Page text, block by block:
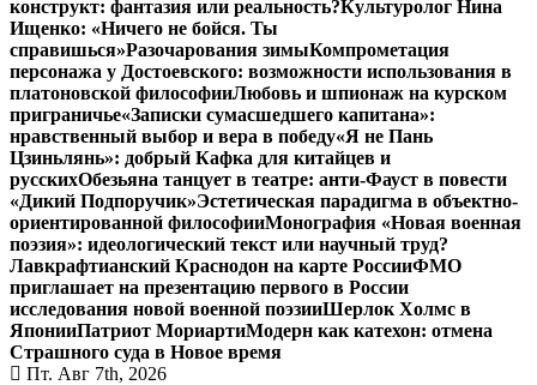
конструкт: фантазия или реальность?Культуролог Нина
Ищенко: «Ничего не бойся. Ты
справишься»Разочарования зимыКомпрометация
персонажа у Достоевского: возможности использования в
платоновской философииЛюбовь и шпионаж на курском
приграничье«Записки сумасшедшего капитана»:
нравственный выбор и вера в победу«Я не Пань
Цзиньлянь»: добрый Кафка для китайцев и
русскихОбезьяна танцует в театре: анти-Фауст в повести
«Дикий Подпоручик»Эстетическая парадигма в объектно-
ориентированной философииМонография «Новая военная
поэзия»: идеологический текст или научный труд?
Лавкрафтианский Краснодон на карте РоссииФМО
приглашает на презентацию первого в России
исследования новой военной поэзииШерлок Холмс в
ЯпонииПатриот МориартиМодерн как катехон: отмена
Страшного суда в Новое время
Пт. Авг 7th, 2026